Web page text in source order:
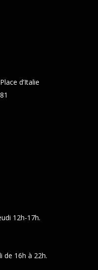
d’Italie
12h-17h.
de 16h à 22h.